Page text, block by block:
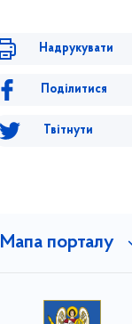
Надрукувати
Поділитися
Твітнути
Мапа порталу